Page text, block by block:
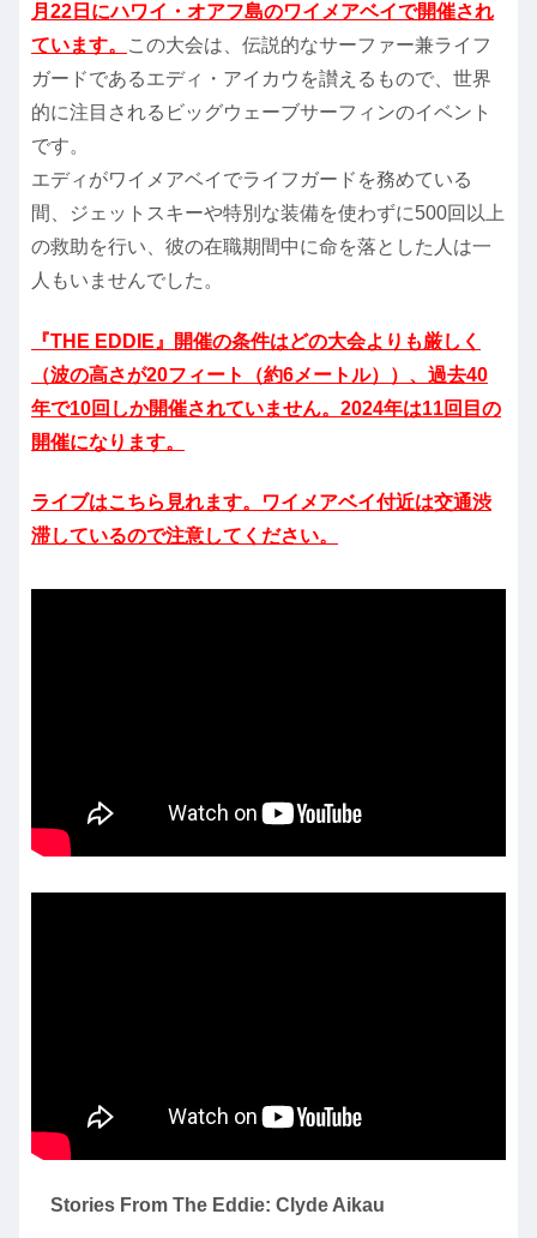
月22日にハワイ・オアフ島のワイメアベイで開催され
ています。
この大会は、伝説的なサーファー兼ライフ
ガードであるエディ・アイカウを讃えるもので、世界
的に注目されるビッグウェーブサーフィンのイベント
です。
エディがワイメアベイでライフガードを務めている
間、ジェットスキーや特別な装備を使わずに500回以上
の救助を行い、彼の在職期間中に命を落とした人は一
人もいませんでした。
『THE EDDIE』開催の条件はどの大会よりも厳しく
（波の高さが20フィート（約6メートル））、過去40
年で10回しか開催されていません。2024年は11回目の
開催になります。
ライブはこちら見れます。ワイメアベイ付近は交通渋
滞しているので注意してください。
Stories From The Eddie: Clyde Aikau